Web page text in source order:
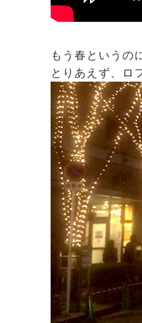
もう春というの
とりあえず、ロ